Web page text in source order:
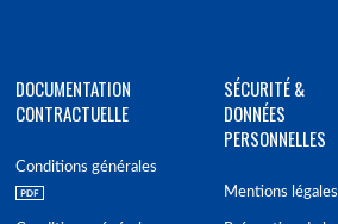
DOCUMENTATION
CONTRACTUELLE
Conditions générales
SÉCURITÉ &
DONNÉES
PERSONNELLES
Mentions légales